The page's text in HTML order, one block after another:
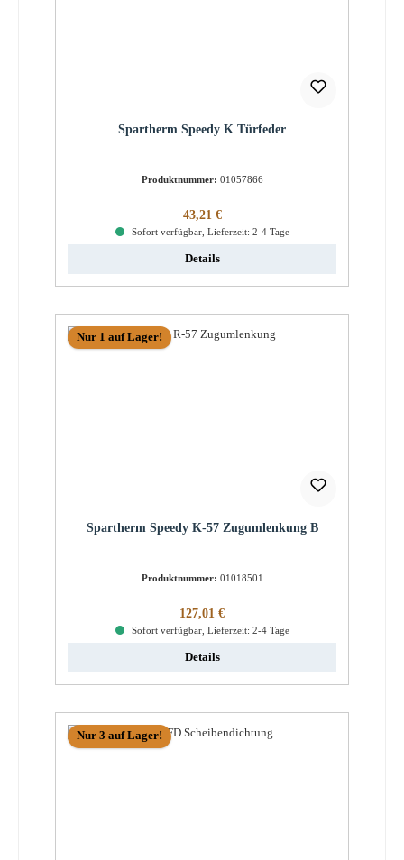
Spartherm Speedy K Türfeder
Produktnummer: 01057866
Regulärer Preis:
43,21 €
Sofort verfügbar, Lieferzeit: 2-4 Tage
Details
Nur 1 auf Lager!
Spartherm Speedy K-57 Zugumlenkung B
Produktnummer: 01018501
Regulärer Preis:
127,01 €
Sofort verfügbar, Lieferzeit: 2-4 Tage
Details
Nur 3 auf Lager!